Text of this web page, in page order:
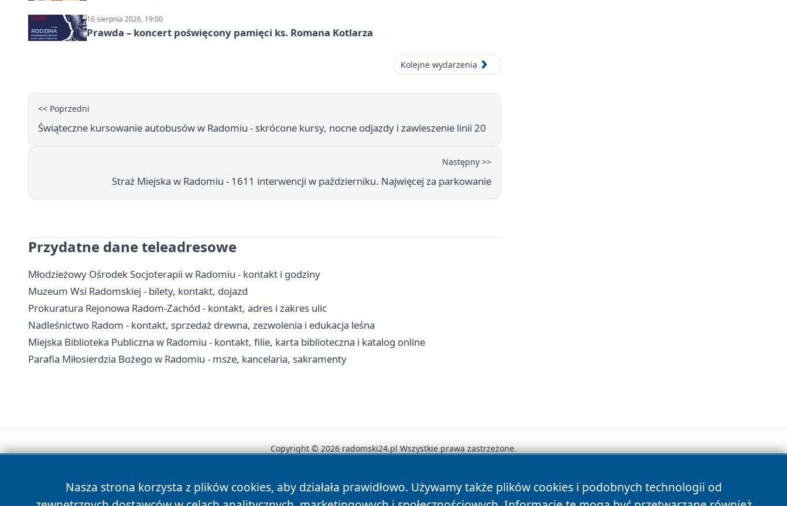
16 sierpnia 2026, 19:00
Prawda – koncert poświęcony pamięci ks. Romana Kotlarza
Kolejne wydarzenia
<< Poprzedni
Świąteczne kursowanie autobusów w Radomiu - skrócone kursy, nocne odjazdy i zawieszenie linii 20
Następny >>
Straż Miejska w Radomiu - 1611 interwencji w październiku. Najwięcej za parkowanie
Przydatne dane teleadresowe
Młodzieżowy Ośrodek Socjoterapii w Radomiu - kontakt i godziny
Muzeum Wsi Radomskiej - bilety, kontakt, dojazd
Prokuratura Rejonowa Radom-Zachód - kontakt, adres i zakres ulic
Nadleśnictwo Radom - kontakt, sprzedaż drewna, zezwolenia i edukacja leśna
Miejska Biblioteka Publiczna w Radomiu - kontakt, filie, karta biblioteczna i katalog online
Parafia Miłosierdzia Bożego w Radomiu - msze, kancelaria, sakramenty
Nasza strona korzysta z plików cookies, aby działała prawidłowo. Używamy także plików cookies i podobnych technologii od
Copyright © 2026 radomski24.pl Wszystkie prawa zastrzeżone.
News Autorzy Polityka Prywatności Polityka Cookies